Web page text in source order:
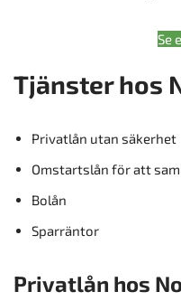
Se
Tjänster hos
Privatlån utan säkerhet
Omstartslån för att
Bolån
Sparräntor
Privatlån hos